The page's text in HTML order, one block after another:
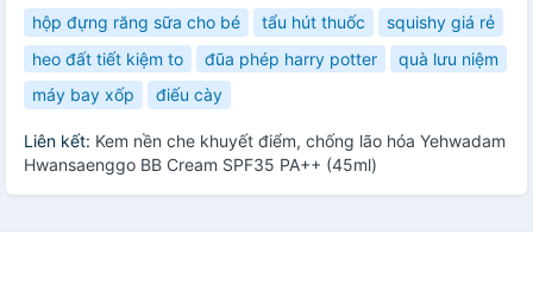
hộp đựng răng sữa cho bé
tẩu hút thuốc
squishy giá rẻ
heo đất tiết kiệm to
đũa phép harry potter
quà lưu niệm
máy bay xốp
điếu cày
Liên kết: Kem nền che khuyết điểm, chống lão hóa Yehwadam
Hwansaenggo BB Cream SPF35 PA++ (45ml)